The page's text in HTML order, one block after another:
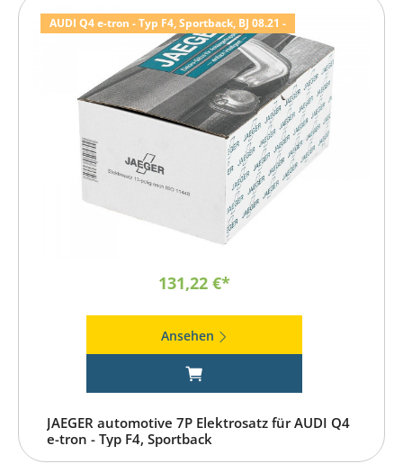
AUDI Q4 e-tron - Typ F4, Sportback, BJ 08.21 -
131,22 €*
Ansehen
JAEGER automotive 7P Elektrosatz für AUDI Q4
e-tron - Typ F4, Sportback